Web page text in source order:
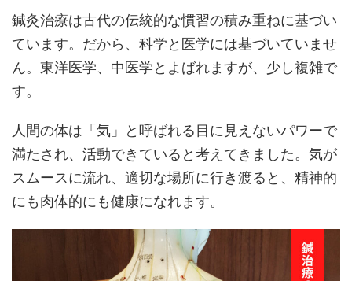
鍼灸治療は古代の伝統的な慣習の積み重ねに基づい
ています。だから、科学と医学には基づいていませ
ん。東洋医学、中医学とよばれますが、少し複雑で
す。
人間の体は「気」と呼ばれる目に見えないパワーで
満たされ、活動できていると考えてきました。気が
スムースに流れ、適切な場所に行き渡ると、精神的
にも肉体的にも健康になれます。